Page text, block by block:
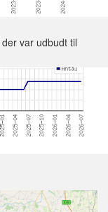
var udbudt til